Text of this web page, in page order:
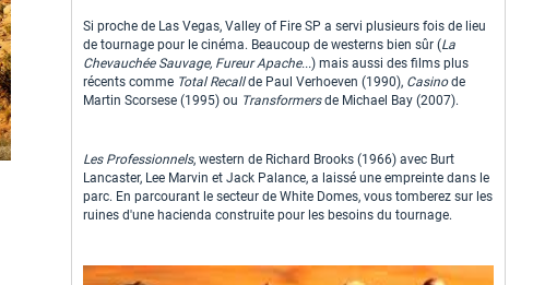
Si proche de Las Vegas, Valley of Fire SP a servi plusieurs fois de lieu
de tournage pour le cinéma. Beaucoup de westerns bien sûr (La
Chevauchée Sauvage, Fureur Apache... ) mais aussi des films plus
récents comme Total Recallde Paul Verhoeven (1990), Casinode
Martin Scorsese (1995) ou Transformersde Michael Bay (2007).
Les Professionnels, western de Richard Brooks (1966) avec Burt
Lancaster, Lee Marvin et Jack Palance, a laissé une empreinte dans le
parc. En parcourant le secteur de White Domes, vous tomberez sur les
ruines d'une hacienda construite pour les besoins du tournage.